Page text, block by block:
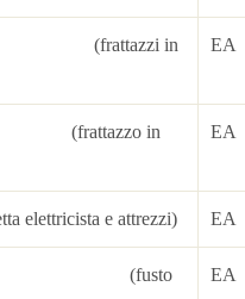
in
EA
in
EA
e attrezzi) EA
(fusto
EA